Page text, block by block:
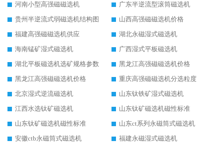
河南小型高强磁磁选机
广东半逆流型滚筒磁选机
贵州半逆流式弱磁选机结构图
山西高强磁磁选机价格
福建高强磁磁选机供应
湖北永磁湿式磁选机
海南锰矿湿式磁选机
广西湿式平板磁选机
湖北平板磁选机选矿规格参数
黑龙江高强磁磁选机价格
黑龙江高强磁磁选机价格
重庆高强磁磁选机分选粒度
北京湿式逆流磁选机
山东钛铁矿湿式磁选机
江西水选钛矿磁选机
山东钛矿磁选机磁性标准
山东钛矿磁选机磁性标准
山东ct系列永磁筒式磁选机
安徽ctb永磁筒式磁选机
福建永磁湿式磁选机